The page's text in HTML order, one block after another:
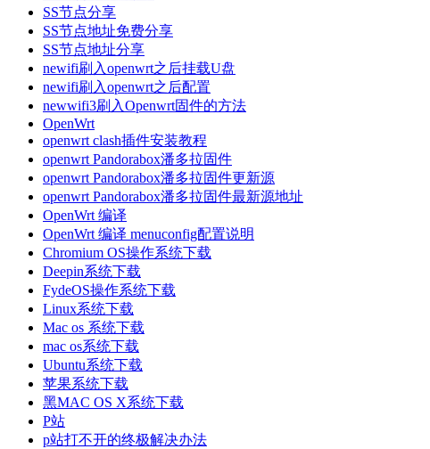
SS节点分享
SS节点地址免费分享
SS节点地址分享
newifi刷入openwrt之后挂载U盘
newifi刷入openwrt之后配置
newwifi3刷入Openwrt固件的方法
OpenWrt
openwrt clash插件安装教程
openwrt Pandorabox潘多拉固件
openwrt Pandorabox潘多拉固件更新源
openwrt Pandorabox潘多拉固件最新源地址
OpenWrt 编译
OpenWrt 编译 menuconfig配置说明
Chromium OS操作系统下载
Deepin系统下载
FydeOS操作系统下载
Linux系统下载
Mac os 系统下载
mac os系统下载
Ubuntu系统下载
苹果系统下载
黑MAC OS X系统下载
P站
p站打不开的终极解决办法